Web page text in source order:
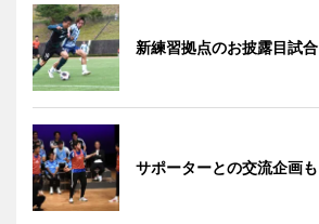
新練習拠点のお披露目試合
サポーターとの交流企画も